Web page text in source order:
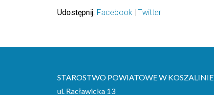
Udostępnij: Facebook | Twitter
STAROSTWO POWIATOWE W KOSZALINIE
ul. Racławicka 13